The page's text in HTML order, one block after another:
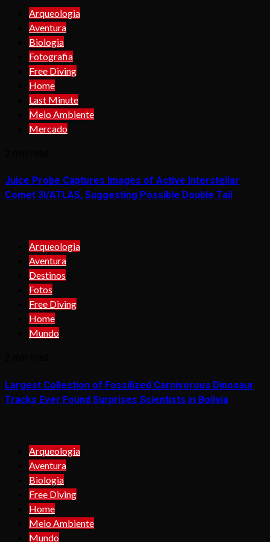
Arqueologia
Aventura
Biologia
Fotografia
Free Diving
Home
Last Minute
Meio Ambiente
Mercado
Juice Probe Captures Images of Active Interstellar
Comet 3I/ATLAS, Suggesting Possible Double Tail
Arqueologia
Aventura
Destinos
Fotos
Free Diving
Home
Mundo
Largest Collection of Fossilized Carnivorous Dinosaur
Tracks Ever Found Surprises Scientists in Bolivia
Arqueologia
Aventura
Biologia
Free Diving
Home
Meio Ambiente
Mundo